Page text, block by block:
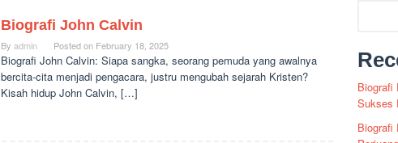
Biografi John Calvin
By admin Posted on February 18, 2025
Biografi John Calvin: Siapa sangka, seorang pemuda yang awalnya
bercita-cita menjadi pengacara, justru mengubah sejarah Kristen?
Kisah hidup John Calvin, […]
Biografi
Sukses
Biografi